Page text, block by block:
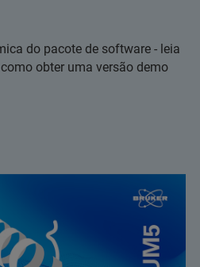
do pacote de software - leia
obter uma versão demo